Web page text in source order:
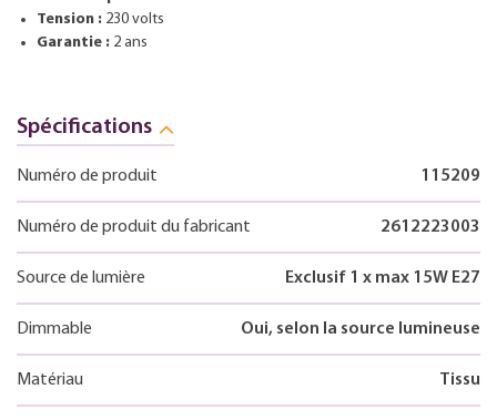
Tension : 230 volts
Garantie : 2 ans
Spécifications
Numéro de produit 115209
Numéro de produit du fabricant 2612223003
Source de lumière Exclusif 1 x max 15W E27
Dimmable Oui, selon la source lumineuse
Matériau Tissu